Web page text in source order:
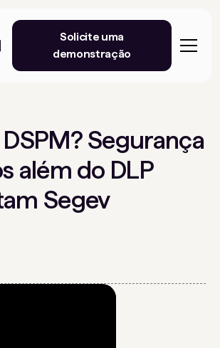
Solicite uma
demonstração
Segurança
além do DLP
Segev